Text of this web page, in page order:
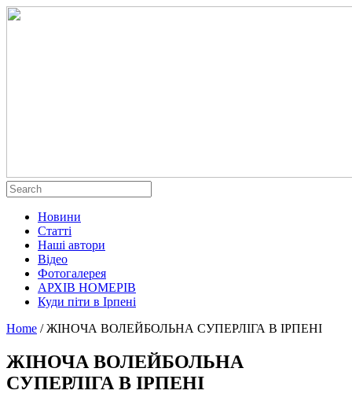
Новини
Статті
Наші автори
Відео
Фотогалерея
АРХІВ НОМЕРІВ
Куди піти в Ірпені
Home / ЖІНОЧА ВОЛЕЙБОЛЬНА СУПЕРЛІГА В ІРПЕНІ
ЖІНОЧА ВОЛЕЙБОЛЬНА
СУПЕРЛІГА В ІРПЕНІ